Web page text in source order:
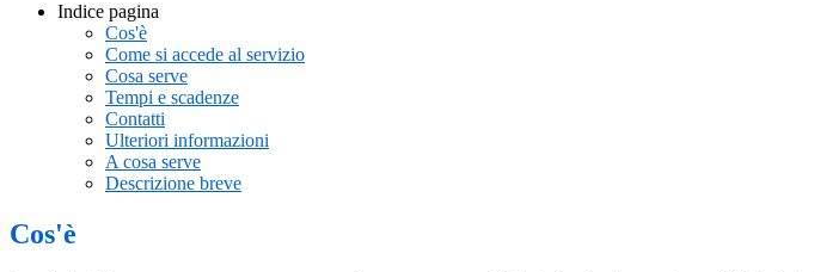
Indice pagina
Cos'è
Come si accede al servizio
Cosa serve
Tempi e scadenze
Contatti
Ulteriori informazioni
A cosa serve
Descrizione breve
Cos'è